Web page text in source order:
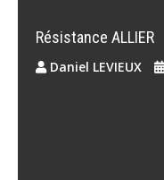
Résistance ALLIER
Daniel LEVIEUX